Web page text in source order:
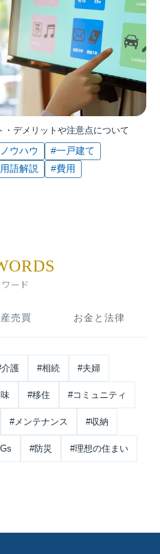
・デメリットや注意点について
ウハウ
#一戸建て
語解説
#費用
ード
売買 お金と法律
護 #相続 #夫婦
#移住 #コミュニティ
#メンテナンス #収納
#防災 #理想の住まい